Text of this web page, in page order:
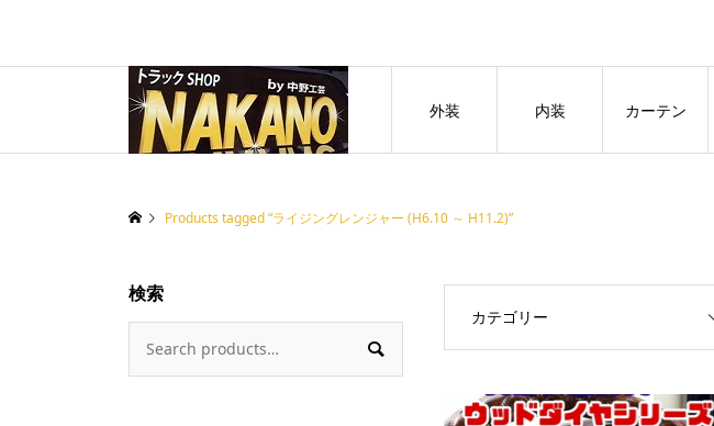
外装 内装 カーテン
Products tagged “ライジングレンジャー (H6.10 ～ H11.2)”
カテゴリー
検索
